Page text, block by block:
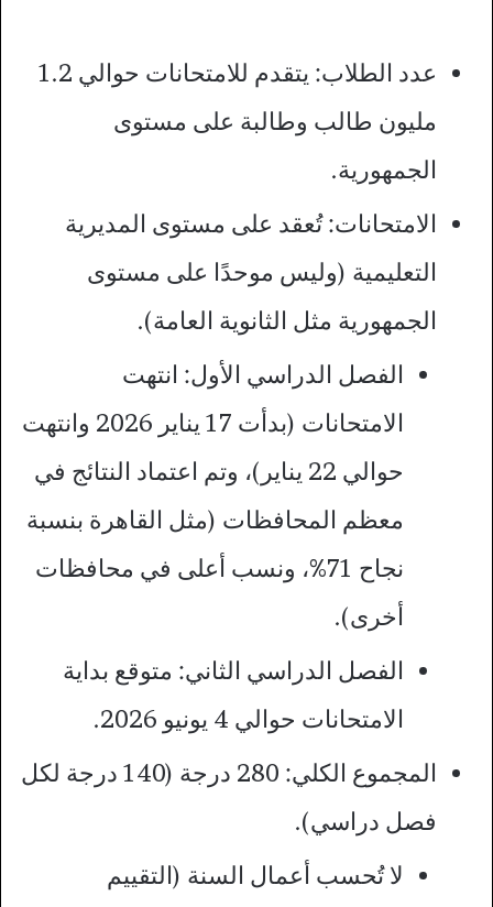
عدد الطلاب: يتقدم للامتحانات حوالي 1.2
مليون طالب وطالبة على مستوى
الجمهورية.
الامتحانات: تُعقد على مستوى المديرية
التعليمية (وليس موحدًا على مستوى
الجمهورية مثل الثانوية العامة).
الفصل الدراسي الأول: انتهت
الامتحانات (بدأت 17 يناير 2026 وانتهت
حوالي 22 يناير)، وتم اعتماد النتائج في
معظم المحافظات (مثل القاهرة بنسبة
نجاح 71%، ونسب أعلى في محافظات
أخرى).
الفصل الدراسي الثاني: متوقع بداية
الامتحانات حوالي 4 يونيو 2026.
المجموع الكلي: 280 درجة (140 درجة لكل
فصل دراسي).
لا تُحسب أعمال السنة (التقييم